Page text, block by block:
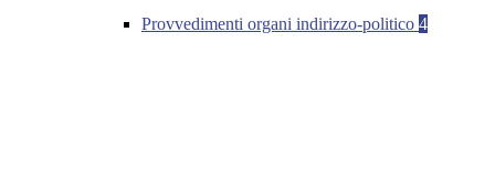
Provvedimenti organi indirizzo-politico 4